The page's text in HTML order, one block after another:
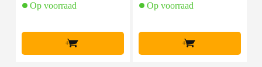
Op voorraad
+
Op voorraad
+